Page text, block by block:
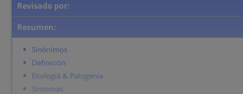
Revisado por:
Resumen:
Sinónimos
Definición
Etiología & Patogenia
Síntomas